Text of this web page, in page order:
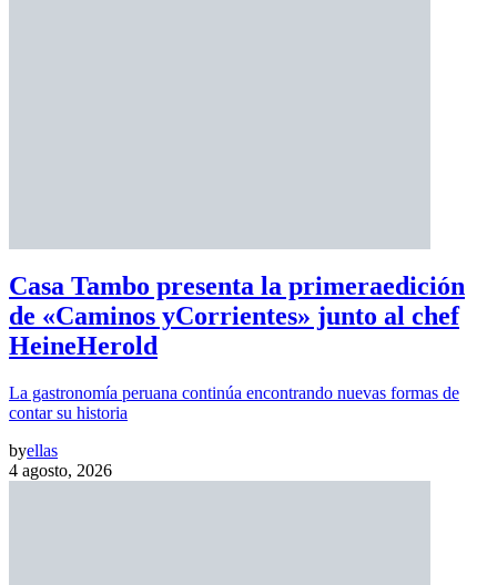
Casa Tambo presenta la primeraedición
de «Caminos yCorrientes» junto al chef
HeineHerold
La gastronomía peruana continúa encontrando nuevas formas de
contar su historia
byellas
4 agosto, 2026